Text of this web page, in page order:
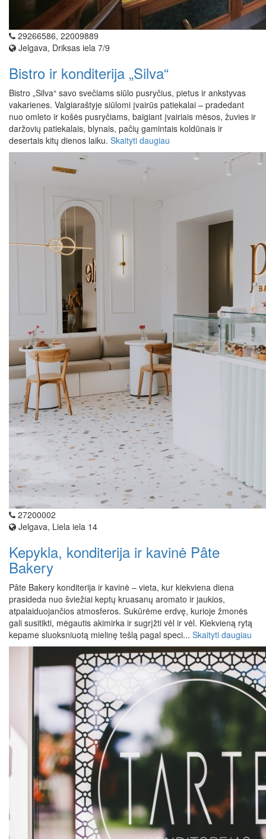
29266586, 22009889
Jelgava, Driksas iela 7/9
Bistro ir konditerija „Silva“
Bistro „Silva“ savo svečiams siūlo pusryčius, pietus ir ankstyvas
vakarienes. Valgiaraštyje siūlomi įvairūs patiekalai – pradedant
nuo omleto ir košės pusryčiams, baigiant įvairiais mėsos, žuvies ir
daržovių patiekalais, blynais, pačių gamintais koldūnais ir
desertais kitų dienos laiku. Skaityti daugiau
27200002
Jelgava, Liela iela 14
Kepykla, konditerija ir kavinė Pâte
Bakery
Pâte Bakery konditerija ir kavinė – vieta, kur kiekviena diena
prasideda nuo šviežiai keptų kruasanų aromato ir jaukios,
atpalaiduojančios atmosferos. Sukūrėme erdvę, kurioje žmonės
gali susitikti, mėgautis akimirka ir sugrįžti vėl ir vėl. Kiekvieną rytą
kepame sluoksniuotą mielinę tešlą pagal speci... Skaityti daugiau